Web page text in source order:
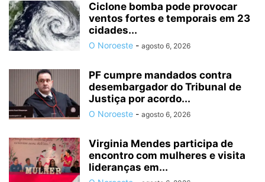
Ciclone bomba pode provocar
ventos fortes e temporais em 23
cidades...
O Noroeste - agosto 6, 2026
PF cumpre mandados contra
desembargador do Tribunal de
Justiça por acordo...
O Noroeste - agosto 6, 2026
Virginia Mendes participa de
encontro com mulheres e visita
lideranças em...